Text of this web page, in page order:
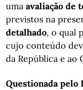
uma avaliação de
previstos na
detalhado, o qual
cujo conteúdo
da República e ao
Questionada pelo